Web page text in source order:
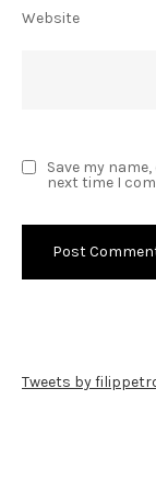
Website
Save my
next time I
Tweets by